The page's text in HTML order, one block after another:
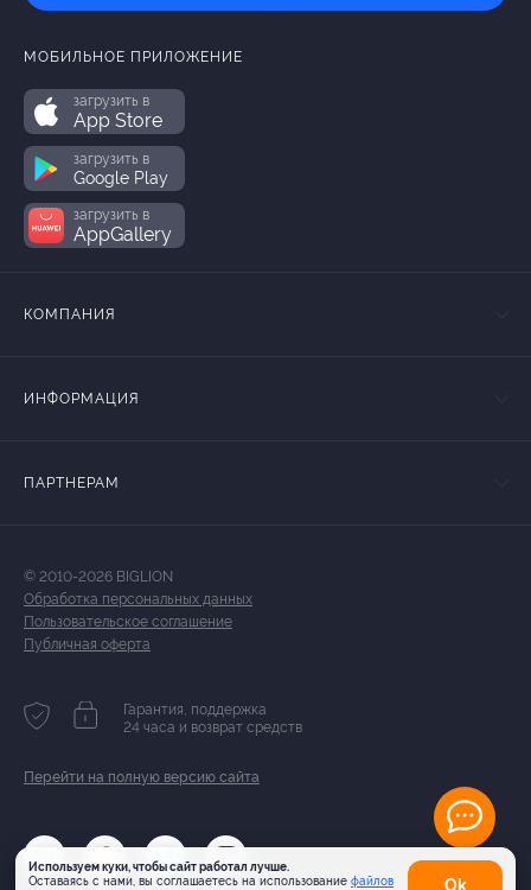
Используем куки, чтобы сайт работал лучше.
Оставаясь с нами, вы соглашаетесь на использование файлов
Оk
МОБИЛЬНОЕ ПРИЛОЖЕНИЕ
загрузить в
App Store
загрузить в
Google Play
загрузить в
AppGallery
КОМПАНИЯ
ИНФОРМАЦИЯ
ПАРТНЕРАМ
© 2010-2026 BIGLION
Обработка персональных данных
Пользовательское соглашение
Публичная оферта
Гарантия, поддержка
24 часа и возврат средств
Перейти на полную версию сайта